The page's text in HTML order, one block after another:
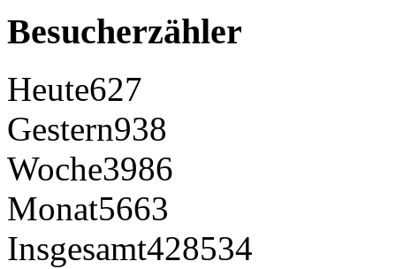
Besucherzähler
Heute627
Gestern938
Woche3986
Monat5663
Insgesamt428534